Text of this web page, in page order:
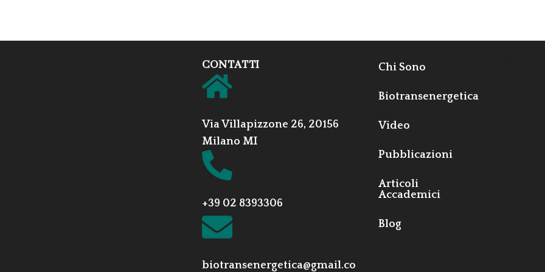
CONTATTI
Via Villapizzone 26, 20156
Milano MI
+39 02 8393306
biotransenergetica@gmail.co
Chi Sono
Biotransenergetica
Video
Pubblicazioni
Articoli
Accademici
Blog